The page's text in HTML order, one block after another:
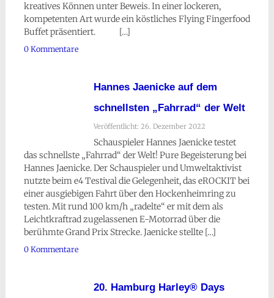
kreatives Können unter Beweis. In einer lockeren,
kompetenten Art wurde ein köstliches Flying Fingerfood
Buffet präsentiert. […]
0 Kommentare
Hannes Jaenicke auf dem
schnellsten „Fahrrad“ der Welt
Veröffentlicht: 26. Dezember 2022
Schauspieler Hannes Jaenicke testet
das schnellste „Fahrrad“ der Welt! Pure Begeisterung bei
Hannes Jaenicke. Der Schauspieler und Umweltaktivist
nutzte beim e4 Testival die Gelegenheit, das eROCKIT bei
einer ausgiebigen Fahrt über den Hockenheimring zu
testen. Mit rund 100 km/h „radelte“ er mit dem als
Leichtkraftrad zugelassenen E-Motorrad über die
berühmte Grand Prix Strecke. Jaenicke stellte […]
0 Kommentare
20. Hamburg Harley® Days